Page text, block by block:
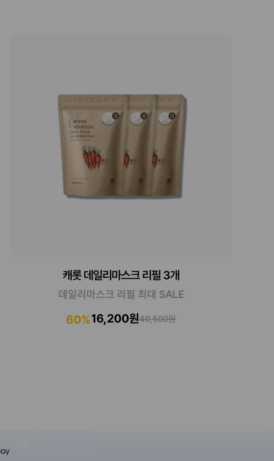
캐롯 데일리마스크 리필 3개
데일리마스크 리필 최대 SALE
60%16,200원40,500원